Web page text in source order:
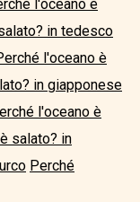
l'oceano è
in tedesco
l'oceano è
in giapponese
l'oceano è
salato? in
Perché